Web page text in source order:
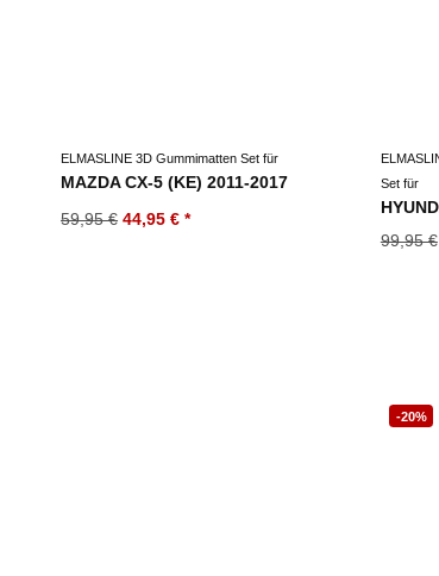
ELMASLINE 3D Gummimatten Set für
MAZDA CX-5 (KE) 2011-2017
59,95 € 44,95 € *
Set für
99,95 €
-20%